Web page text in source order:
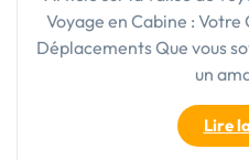
Voyage en Cabine :
Déplacements Que vous
un
Lire